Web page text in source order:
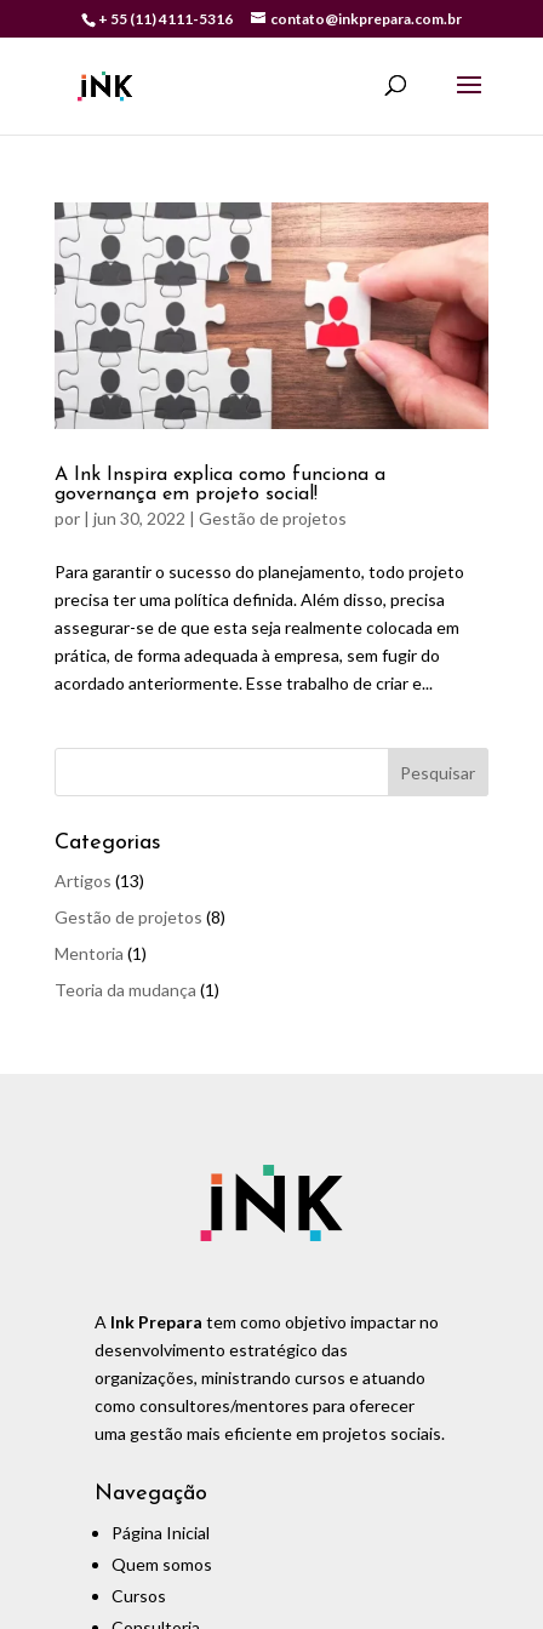
+ 55 (11) 4111-5316 contato@inkprepara.com.br
A Ink Inspira explica como funciona a
governança em projeto social!
por | jun 30, 2022 | Gestão de projetos
Para garantir o sucesso do planejamento, todo projeto
precisa ter uma política definida. Além disso, precisa
assegurar-se de que esta seja realmente colocada em
prática, de forma adequada à empresa, sem fugir do
acordado anteriormente. Esse trabalho de criar e...
Categorias
Artigos (13)
Gestão de projetos (8)
Mentoria (1)
Teoria da mudança (1)
A Ink Prepara tem como objetivo impactar no
desenvolvimento estratégico das
organizações, ministrando cursos e atuando
como consultores/mentores para oferecer
uma gestão mais eficiente em projetos sociais.
Navegação
Página Inicial
Quem somos
Cursos